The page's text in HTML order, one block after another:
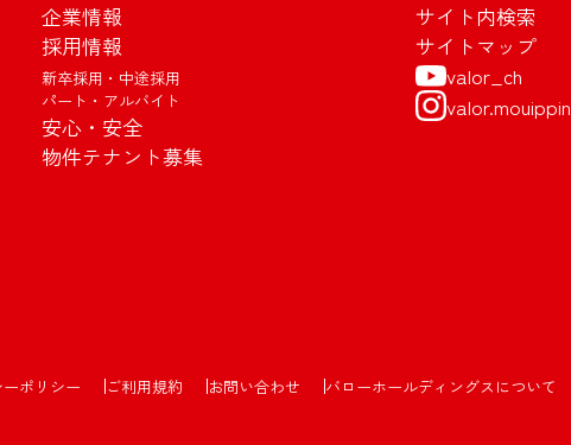
企業情報
採用情報
新卒採用・中途採用
パート・アルバイト
安心・安全
物件テナント募集
サイト内検索
サイトマップ
valor_ch
valor.mouippin
ポリシー ご利用規約 お問い合わせ バローホールディングスについて